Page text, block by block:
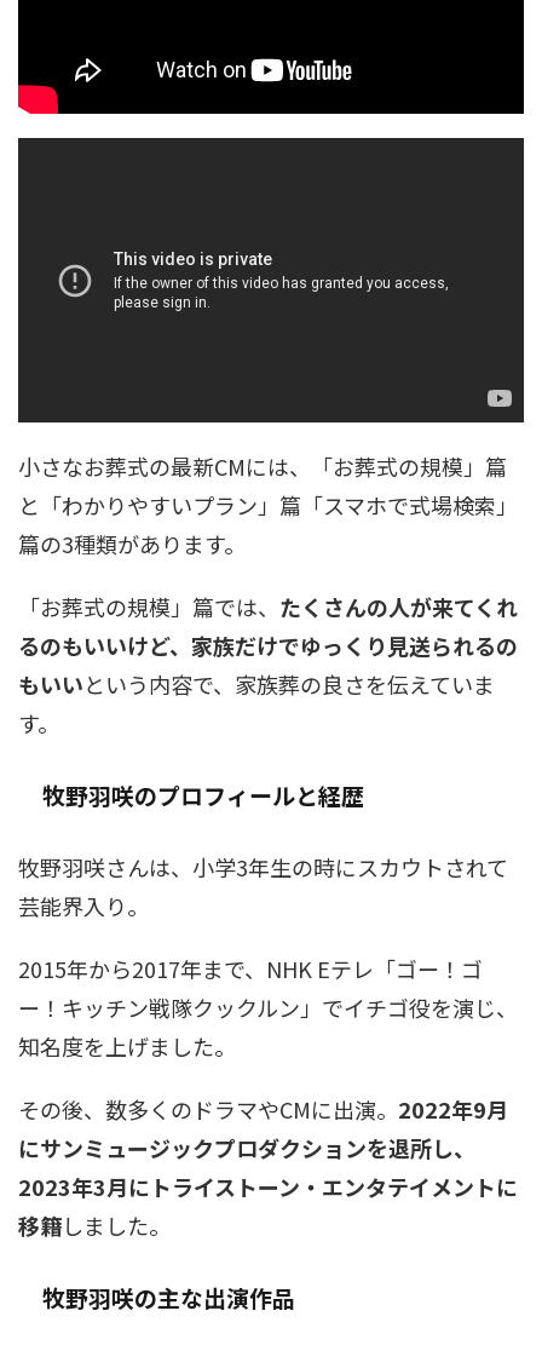
小さなお葬式の最新CMには、「お葬式の規模」篇
と「わかりやすいプラン」篇「スマホで式場検索」
篇の3種類があります。
「お葬式の規模」篇では、 たくさんの人が来てくれ
るのもいいけど、家族だけでゆっくり見送られるの
もいいという内容で、家族葬の良さを伝えていま
す。
牧野羽咲のプロフィールと経歴
牧野羽咲さんは、小学3年生の時にスカウトされて
芸能界入り。
2015年から2017年まで、NHK Eテレ「ゴー！ゴ
ー！キッチン戦隊クックルン」でイチゴ役を演じ、
知名度を上げました。
その後、数多くのドラマやCMに出演。 2022年9月
にサンミュージックプロダクションを退所し、
2023年3月にトライストーン・エンタテイメントに
移籍しました。
牧野羽咲の主な出演作品